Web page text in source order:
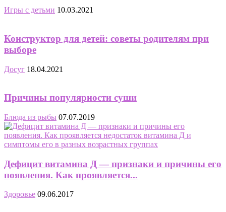
Игры с детьми 10.03.2021
Конструктор для детей: советы родителям при
выборе
Досуг 18.04.2021
Причины популярности суши
Блюда из рыбы 07.07.2019
Дефицит витамина Д — признаки и причины его
появления. Как проявляется...
Здоровье 09.06.2017